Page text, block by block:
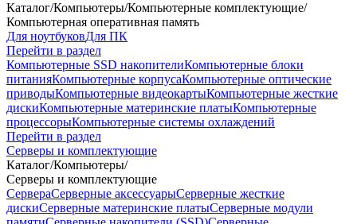
Каталог/Компьютеры/Компьютерные комплектующие/
Компьютерная оперативная память
Для ноутбуковДля ПК
Перейти в раздел
Компьютерные SSD накопителиКомпьютерные блоки
питанияКомпьютерные корпусаКомпьютерные оптические
приводыКомпьютерные видеокартыКомпьютерные жесткие
дискиКомпьютерные материнские платыКомпьютерные
процессорыКомпьютерные системы охлаждений
Перейти в раздел
Серверы и комплектующие
Каталог/Компьютеры/
Серверы и комплектующие
СервераСерверные аксессуарыСерверные жесткие
дискиСерверные материнские платыСерверные модули